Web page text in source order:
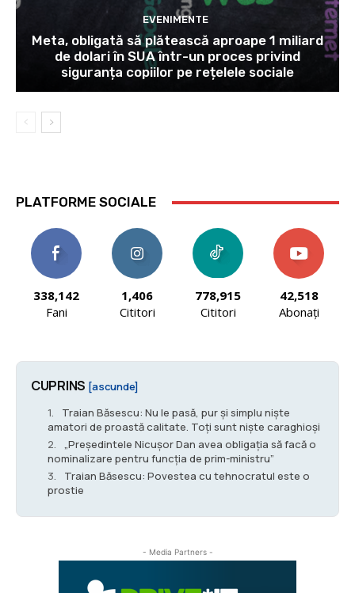
EVENIMENTE
Meta, obligată să plătească aproape 1 miliard
de dolari în SUA într-un proces privind
siguranța copiilor pe rețelele sociale
PLATFORME SOCIALE
338,142
Fani
1,406
Cititori
778,915
Cititori
42,518
Abonați
CUPRINS [ascunde]
Traian Băsescu: Nu le pasă, pur şi simplu nişte
amatori de proastă calitate. Toţi sunt nişte caraghioşi
„Preşedintele Nicuşor Dan avea obligaţia să facă o
nominalizare pentru funcţia de prim-ministru”
Traian Băsescu: Povestea cu tehnocratul este o
prostie
- Media Partners -